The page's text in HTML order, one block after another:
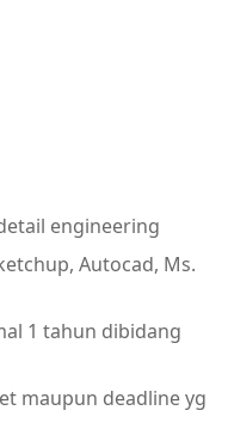
engineering
Autocad, Ms.
1 tahun dibidang
maupun deadline yg